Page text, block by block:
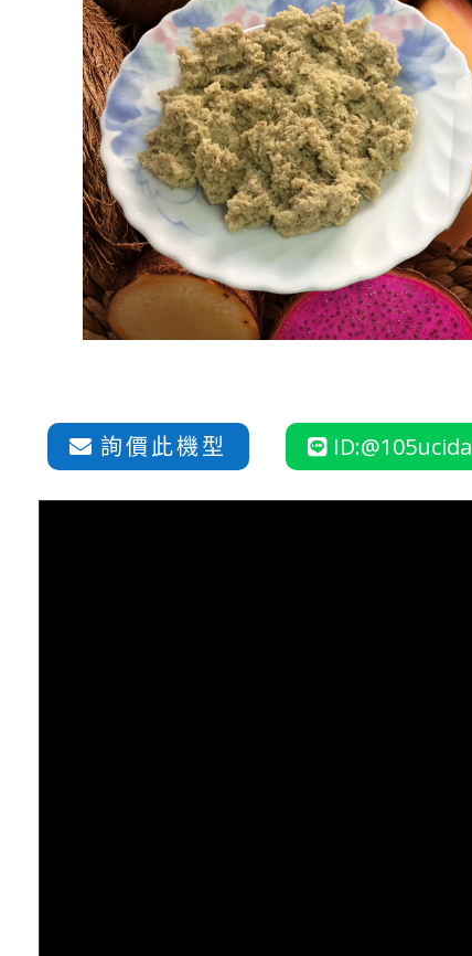
 詢價此機型  ID:@105ucida